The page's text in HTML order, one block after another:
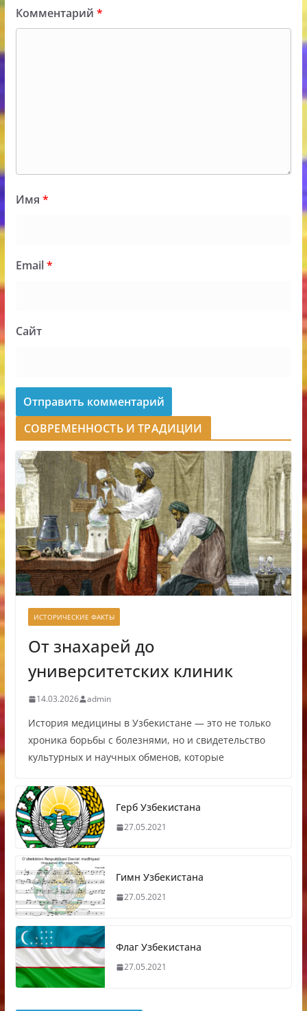
Комментарий *
Имя *
Email*
Сайт
СОВРЕМЕННОСТЬ И ТРАДИЦИИ
ИСТОРИЧЕСКИЕ ФАКТЫ
От знахарей до
университетских клиник
14.03.2026 admin
История медицины в Узбекистане — это не только
хроника борьбы с болезнями, но и свидетельство
культурных и научных обменов, которые
Герб Узбекистана
27.05.2021
Гимн Узбекистана
27.05.2021
Флаг Узбекистана
27.05.2021